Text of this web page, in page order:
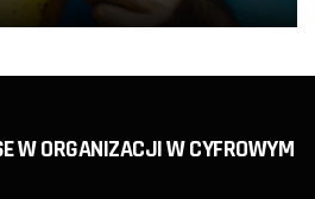
W ORGANIZACJI W CYFROWYM